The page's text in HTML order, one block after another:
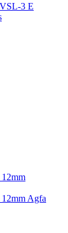
3 E
Agfa